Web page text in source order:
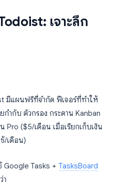
เจาะลึก
มีแผนฟรีที่จำกัด ฟีเจอร์ที่ทำให้
กำกับ ตัวกรอง กระดาน Kanban
Pro ($5/เดือน เมื่อเรียกเก็บเงิน
/เดือน)
Google Tasks + TasksBoard
า